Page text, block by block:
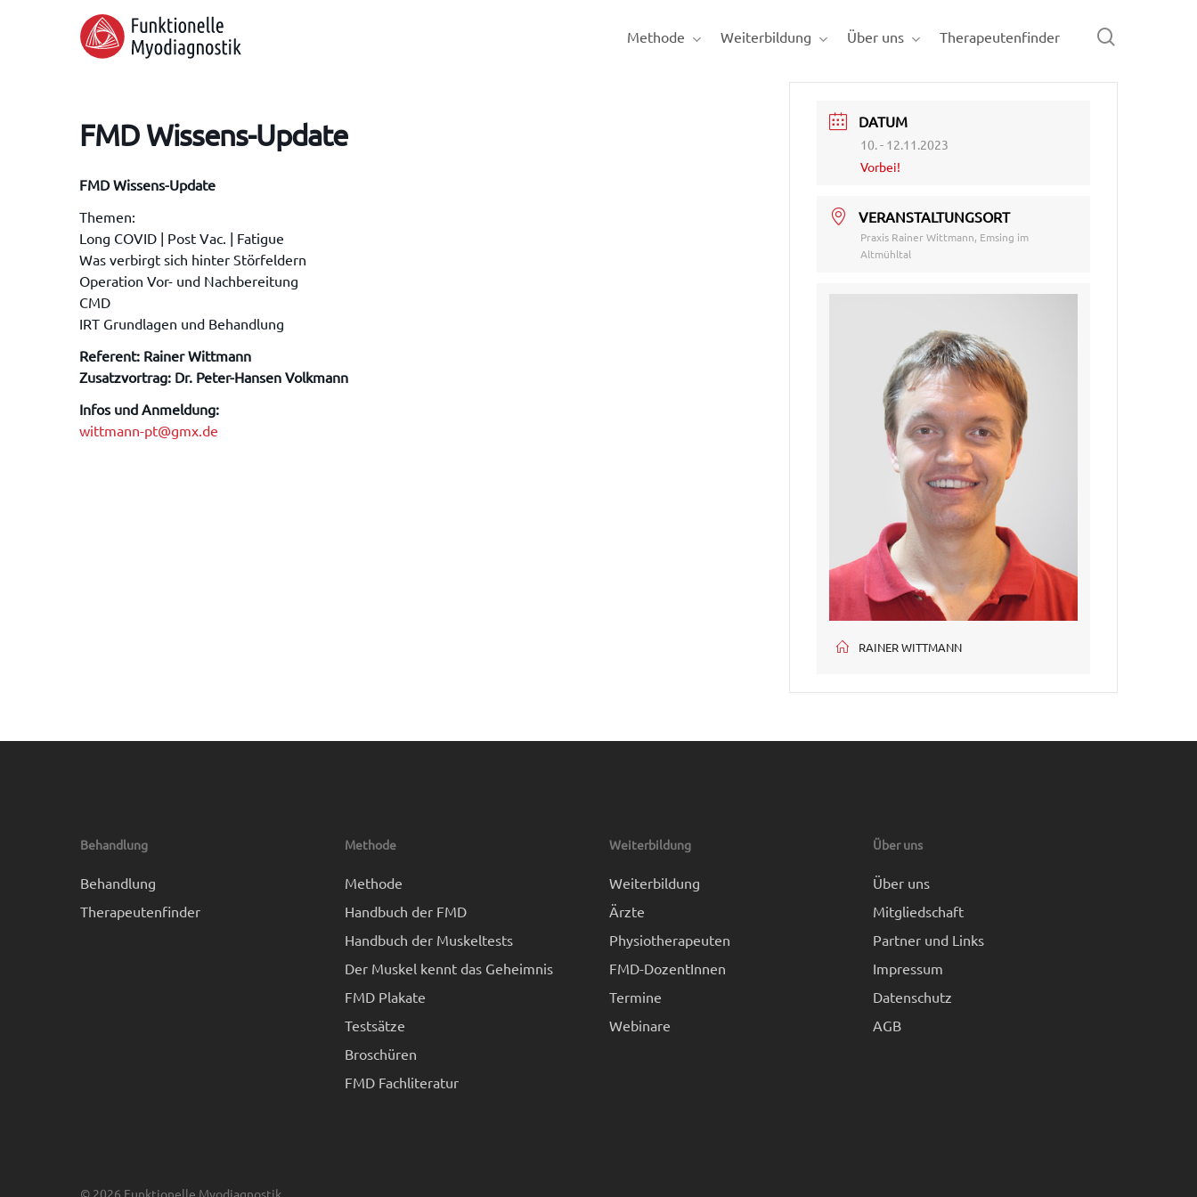
Hit enter to search or ESC to close
Methode Weiterbildung Über uns Therapeutenfinder
FMD Wissens-Update
FMD Wissens-Update
Themen:
Long COVID | Post Vac. | Fatigue
Was verbirgt sich hinter Störfeldern
Operation Vor- und Nachbereitung
CMD
IRT Grundlagen und Behandlung
Referent: Rainer Wittmann
Zusatzvortrag: Dr. Peter-Hansen Volkmann
Infos und Anmeldung:
wittmann-pt@gmx.de
DATUM
10. - 12.11.2023
Vorbei!
VERANSTALTUNGSORT
Praxis Rainer Wittmann, Emsing im
Altmühltal
RAINER WITTMANN
Behandlung
Behandlung
Therapeutenfinder
Methode
Methode
Handbuch der FMD
Handbuch der Muskeltests
Der Muskel kennt das Geheimnis
FMD Plakate
Testsätze
Broschüren
FMD Fachliteratur
Weiterbildung
Weiterbildung
Ärzte
Physiotherapeuten
FMD-DozentInnen
Termine
Webinare
Über uns
Über uns
Mitgliedschaft
Partner und Links
Impressum
Datenschutz
AGB
© 2026 Funktionelle Myodiagnostik.